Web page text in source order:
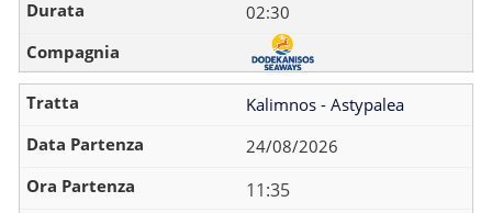
02:30
Kalimnos - Astypalea
24/08/2026
11:35